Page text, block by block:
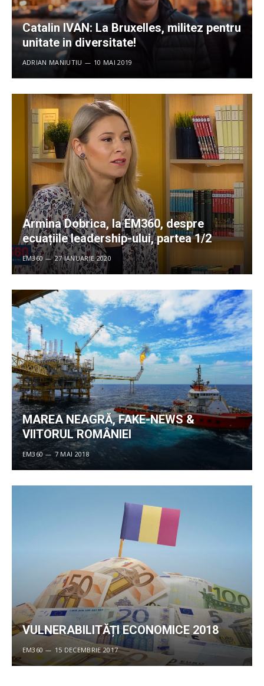
Catalin IVAN: La Bruxelles, militez pentru
unitate in diversitate!
ADRIAN MANIUTIU 10 MAI 2019
Armina Dobrica, la EM360, despre
ecuațiile leadership-ului, partea 1/2
EM360 27 IANUARIE 2020
MAREA NEAGRĂ, FAKE-NEWS &
VIITORUL ROMÂNIEI
EM360 7 MAI 2018
VULNERABILITĂȚI ECONOMICE 2018
EM360 15 DECEMBRIE 2017